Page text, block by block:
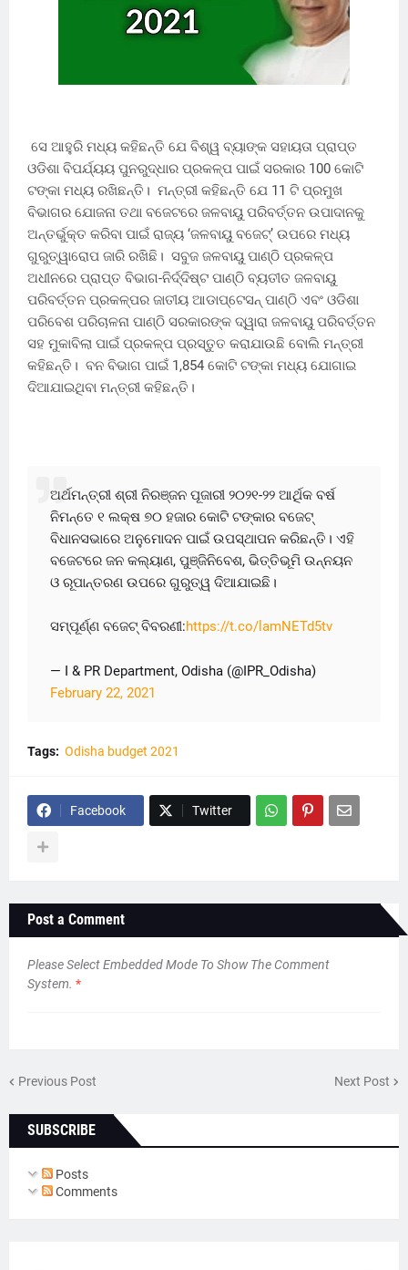
ସେ ଆହୁରି ମଧ୍ୟ କହିଛନ୍ତି ଯେ ବିଶ୍ୱ ବ୍ୟାଙ୍କ ସହାୟତା ପ୍ରାପ୍ତ
ଓଡିଶା ବିପର୍ଯ୍ୟୟ ପୁନରୁଦ୍ଧାର ପ୍ରକଳ୍ପ ପାଇଁ ସରକାର 100 କୋଟି
ଟଙ୍କା ମଧ୍ୟ ରଖିଛନ୍ତି। ମନ୍ତ୍ରୀ କହିଛନ୍ତି ଯେ 11 ଟି ପ୍ରମୁଖ
ବିଭାଗର ଯୋଜନା ତଥା ବଜେଟରେ ଜଳବାୟୁ ପରିବର୍ତ୍ତନ ଉପାଦାନକୁ
ଅନ୍ତର୍ଭୁକ୍ତ କରିବା ପାଇଁ ରାଜ୍ୟ ‘ଜଳବାୟୁ ବଜେଟ୍’ ଉପରେ ମଧ୍ୟ
ଗୁରୁତ୍ୱାରୋପ ଜାରି ରଖିଛି। ସବୁଜ ଜଳବାୟୁ ପାଣ୍ଠି ପ୍ରକଳ୍ପ
ଅଧୀନରେ ପ୍ରାପ୍ତ ବିଭାଗ-ନିର୍ଦ୍ଦିଷ୍ଟ ପାଣ୍ଠି ବ୍ୟତୀତ ଜଳବାୟୁ
ପରିବର୍ତ୍ତନ ପ୍ରକଳ୍ପର ଜାତୀୟ ଆଡାପ୍ଟେସନ୍ ପାଣ୍ଠି ଏବଂ ଓଡିଶା
ପରିବେଶ ପରିଚାଳନା ପାଣ୍ଠି ସରକାରଙ୍କ ଦ୍ୱାରା ଜଳବାୟୁ ପରିବର୍ତ୍ତନ
ସହ ମୁକାବିଲା ପାଇଁ ପ୍ରକଳ୍ପ ପ୍ରସ୍ତୁତ କରାଯାଉଛି ବୋଲି ମନ୍ତ୍ରୀ
କହିଛନ୍ତି। ବନ ବିଭାଗ ପାଇଁ 1,854 କୋଟି ଟଙ୍କା ମଧ୍ୟ ଯୋଗାଇ
ଦିଆଯାଇଥିବା ମନ୍ତ୍ରୀ କହିଛନ୍ତି।
ଅର୍ଥମନ୍ତ୍ରୀ ଶ୍ରୀ ନିରଞ୍ଜନ ପୂଜାରୀ ୨୦୨୧-୨୨ ଆର୍ଥିକ ବର୍ଷ
ନିମନ୍ତେ ୧ ଲକ୍ଷ ୭୦ ହଜାର କୋଟି ଟଙ୍କାର ବଜେଟ୍
ବିଧାନସଭାରେ ଅନୁମୋଦନ ପାଇଁ ଉପସ୍ଥାପନ କରିଛନ୍ତି। ଏହି
ବଜେଟରେ ଜନ କଲ୍ୟାଣ, ପୁଞ୍ଜିନିବେଶ, ଭିତ୍ତିଭୂମି ଉନ୍ନୟନ
ଓ ରୂପାନ୍ତରଣ ଉପରେ ଗୁରୁତ୍ୱ ଦିଆଯାଇଛି।
ସମ୍ପୂର୍ଣ୍ଣ ବଜେଟ୍ ବିବରଣୀ:https://t.co/lamNETd5tv
— I & PR Department, Odisha (@IPR_Odisha)
February 22, 2021
Tags: Odisha budget 2021
Facebook Twitter
Post a Comment
Please Select Embedded Mode To Show The Comment
System. *
Previous Post Next Post
SUBSCRIBE
Posts
Comments